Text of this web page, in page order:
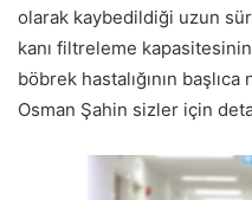
olarak kaybedildiği uzun
kanı filtreleme
böbrek hastalığının
Osman Şahin sizler için